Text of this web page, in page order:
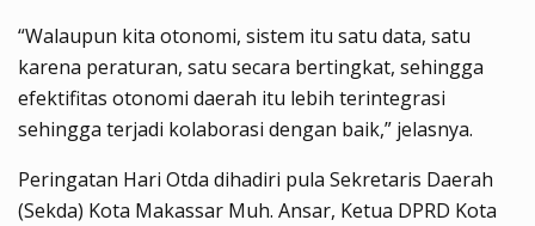
“Walaupun kita otonomi, sistem itu satu data, satu
karena peraturan, satu secara bertingkat, sehingga
efektifitas otonomi daerah itu lebih terintegrasi
sehingga terjadi kolaborasi dengan baik,” jelasnya.
Peringatan Hari Otda dihadiri pula Sekretaris Daerah
(Sekda) Kota Makassar Muh. Ansar, Ketua DPRD Kota